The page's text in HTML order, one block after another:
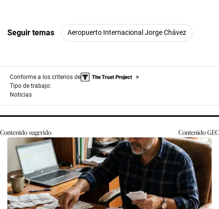
Seguir temas Aeropuerto Internacional Jorge Chávez
Conforme a los criterios de
Tipo de trabajo:
Noticias
Contenido sugerido ContenidoGEC